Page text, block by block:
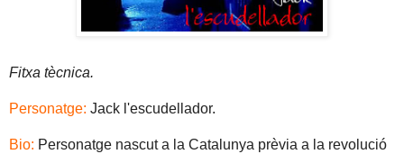
Fitxa tècnica.
Personatge: Jack l'escudellador.
Bio: Personatge nascut a la Catalunya prèvia a la revolució